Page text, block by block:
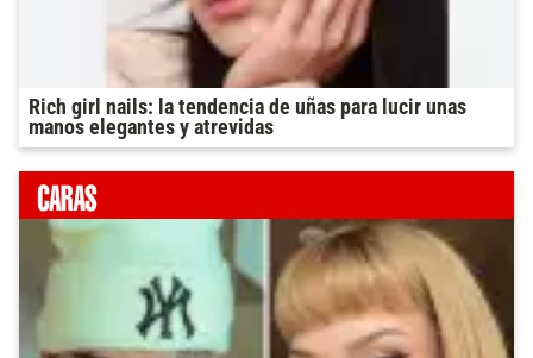
Rich girl nails: la tendencia de uñas para lucir unas
manos elegantes y atrevidas